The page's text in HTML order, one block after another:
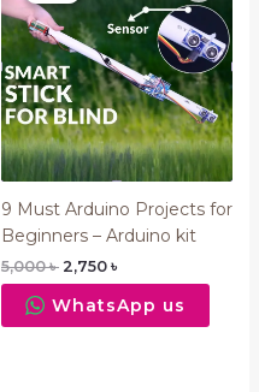
9 Must Arduino Projects for
Beginners – Arduino kit
5,000৳
5,000 ৳ .
2,750 ৳
2,750 ৳ .
WhatsApp us